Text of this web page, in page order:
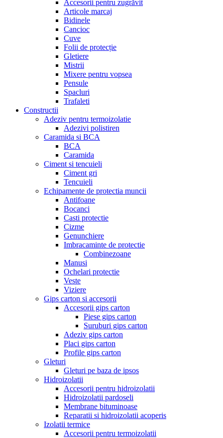
Accesorii pentru zugrăvit
Articole marcaj
Bidinele
Cancioc
Cuve
Folii de protecție
Gletiere
Mistrii
Mixere pentru vopsea
Pensule
Spacluri
Trafaleti
Constructii
Adeziv pentru termoizolatie
Adezivi polistiren
Caramida si BCA
BCA
Caramida
Ciment si tencuieli
Ciment gri
Tencuieli
Echipamente de protectia muncii
Antifoane
Bocanci
Casti protectie
Cizme
Genunchiere
Imbracaminte de protectie
Combinezoane
Manusi
Ochelari protectie
Veste
Viziere
Gips carton si accesorii
Accesorii gips carton
Piese gips carton
Suruburi gips carton
Adeziv gips carton
Placi gips carton
Profile gips carton
Gleturi
Gleturi pe baza de ipsos
Hidroizolatii
Accesorii pentru hidroizolatii
Hidroizolatii pardoseli
Membrane bituminoase
Reparatii si hidroizolatii acoperis
Izolatii termice
Accesorii pentru termoizolatii